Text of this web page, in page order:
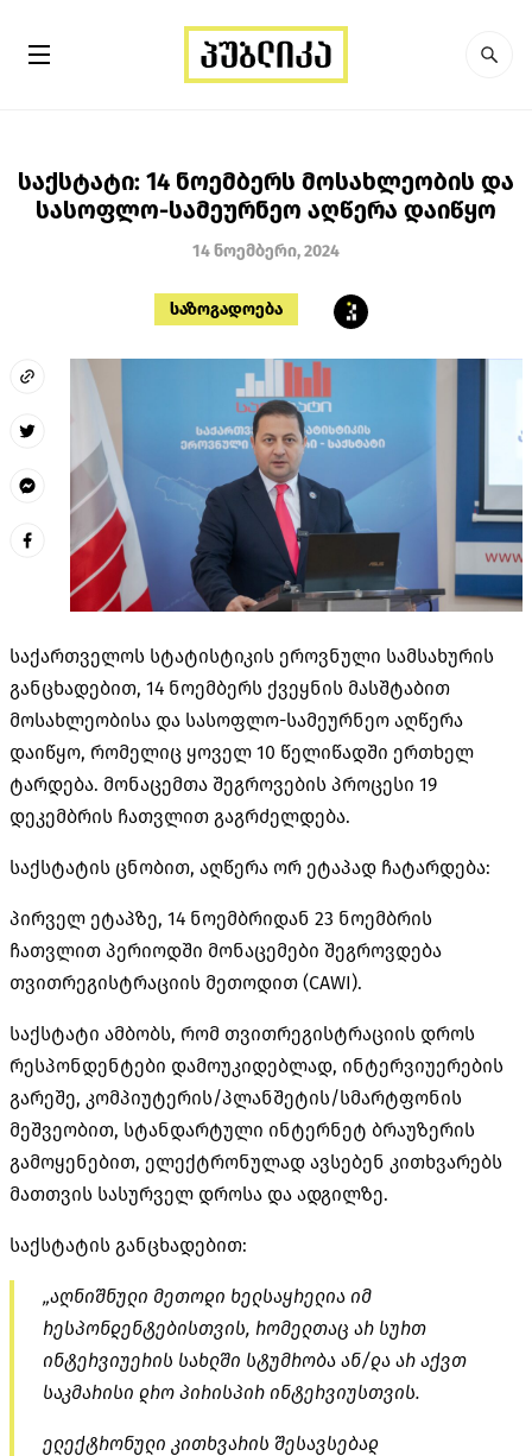
საქსტატი: 14 ნოემბერს მოსახლეობის და
სასოფლო-სამეურნეო აღწერა დაიწყო
14 ნოემბერი, 2024
საზოგადოება
საქართველოს სტატისტიკის ეროვნული სამსახურის
განცხადებით, 14 ნოემბერს ქვეყნის მასშტაბით
მოსახლეობისა და სასოფლო-სამეურნეო აღწერა
დაიწყო, რომელიც ყოველ 10 წელიწადში ერთხელ
ტარდება. მონაცემთა შეგროვების პროცესი 19
დეკემბრის ჩათვლით გაგრძელდება.
საქსტატის ცნობით, აღწერა ორ ეტაპად ჩატარდება:
პირველ ეტაპზე, 14 ნოემბრიდან 23 ნოემბრის
ჩათვლით პერიოდში მონაცემები შეგროვდება
თვითრეგისტრაციის მეთოდით (CAWI).
საქსტატი ამბობს, რომ თვითრეგისტრაციის დროს
რესპონდენტები დამოუკიდებლად, ინტერვიუერების
გარეშე, კომპიუტერის/პლანშეტის/სმარტფონის
მეშვეობით, სტანდარტული ინტერნეტ ბრაუზერის
გამოყენებით, ელექტრონულად ავსებენ კითხვარებს
მათთვის სასურველ დროსა და ადგილზე.
საქსტატის განცხადებით:
„აღნიშნული მეთოდი ხელსაყრელია იმ
რესპონდენტებისთვის, რომელთაც არ სურთ
ინტერვიუერის სახლში სტუმრობა ან/და არ აქვთ
საკმარისი დრო პირისპირ ინტერვიუსთვის.
ელექტრონული კითხვარის შესავსებად